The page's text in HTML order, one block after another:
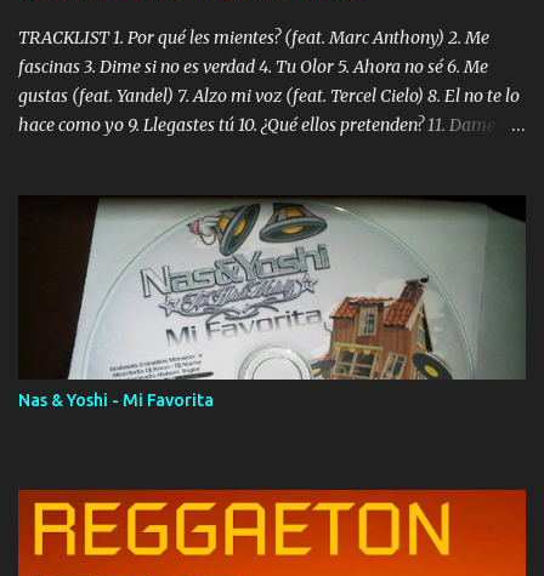
TRACKLIST 1. Por qué les mientes? (feat. Marc Anthony) 2. Me
fascinas 3. Dime si no es verdad 4. Tu Olor 5. Ahora no sé 6. Me
gustas (feat. Yandel) 7. Alzo mi voz (feat. Tercel Cielo) 8. El no te lo
hace como yo 9. Llegastes tú 10. ¿Qué ellos pretenden? 11. Dame la
Digital Booklet – Invicto ----------------------------- Nota:
Album proposto al massimo della qualità in formato iTunes Plus
AAC M4A; comprato su iTunes e a disposizione vostra per il
download. REGGAETON ITALIA Nosotros Somos Los Del
Momento!
Nas & Yoshi - Mi Favorita